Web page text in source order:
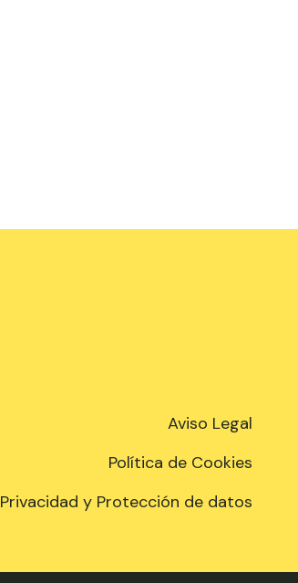
Aviso Legal
Política de Cookies
Privacidad y Protección de datos